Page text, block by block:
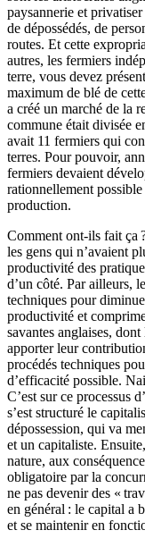
paysannerie et
de dépossédés, de
routes. Et cette
autres, les fermiers
terre, vous devez
maximum de blé de
a créé un marché de la
commune était divisée
avait 11 fermiers qui
terres. Pour pouvoir,
fermiers devaient
rationnellement
production.
Comment ont-ils fait ça
les gens qui n’avaient
productivité des
d’un côté. Par ailleurs,
techniques pour
productivité et
savantes anglaises,
apporter leur
procédés techniques
d’efficacité possible.
C’est sur ce processus
s’est structuré le
dépossession, qui va
et un capitaliste.
nature, aux
obligatoire par la
ne pas devenir des «
en général : le capital a
et se maintenir en